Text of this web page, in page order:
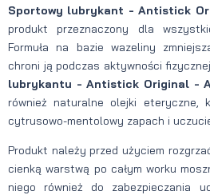
Sportowy lubrykant - Antistick
produkt przeznaczony dla
Formuła na bazie wazeliny
chroni ją podczas aktywności
lubrykantu - Antistick Original -
również naturalne olejki eteryczne,
cytrusowo-mentolowy zapach i
Produkt należy przed użyciem
cienką warstwą po całym worku
niego również do zabezpieczania